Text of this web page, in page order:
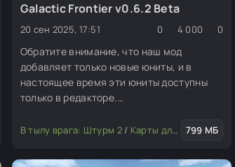
Глобальные моды/Карты для редактора /Транспорт
Galactic Frontier v0.6.2 Beta
20 сен 2025, 17:51 0 4 000 0
Обратите внимание, что наш мод
добавляет только новые юниты, и в
настоящее время эти юниты доступны
только в редакторе.
кооперативный режим (COOP), сражения
разрабатываются (WIP). Мы ценим ваше
В тылу врага: Штурм 2/ Карты для редактора 799 МБ